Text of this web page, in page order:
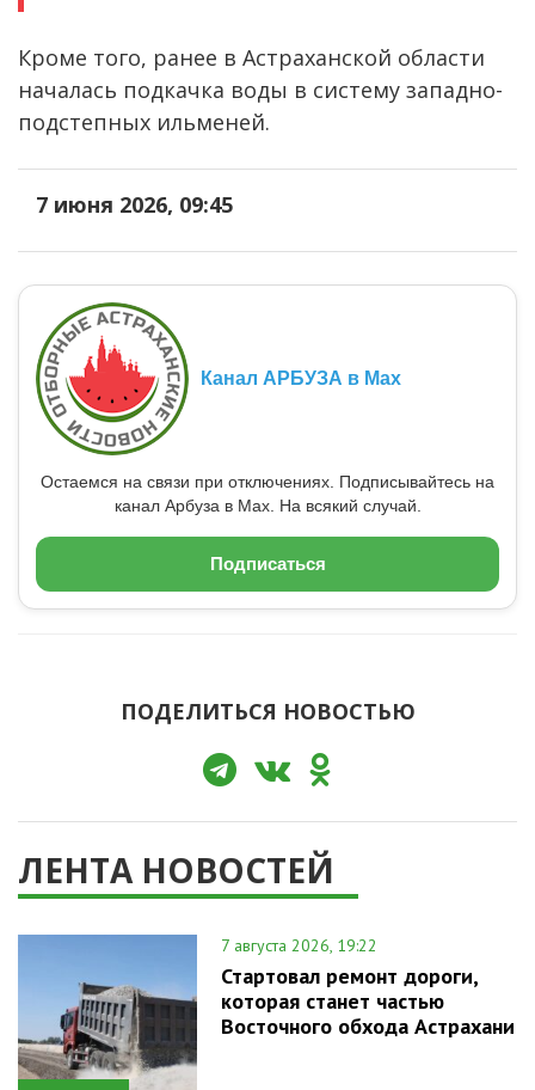
Кроме того, ранее в Астраханской области
началась подкачка воды в систему западно-
подстепных ильменей.
7 июня 2026, 09:45
Канал АРБУЗА в Max
Остаемся на связи при отключениях. Подписывайтесь на
канал Арбуза в Max. На всякий случай.
Подписаться
ПОДЕЛИТЬСЯ НОВОСТЬЮ
ЛЕНТА НОВОСТЕЙ
7 августа 2026, 19:22
Стартовал ремонт дороги,
которая станет частью
Восточного обхода Астрахани